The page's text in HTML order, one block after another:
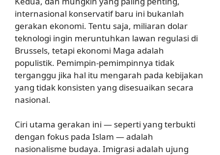
internasional konservatif baru ini bukanlah
gerakan ekonomi. Tentu saja, miliaran dolar
teknologi ingin meruntuhkan lawan regulasi di
Brussels, tetapi ekonomi Maga adalah
populistik. Pemimpin-pemimpinnya tidak
terganggu jika hal itu mengarah pada kebijakan
yang tidak konsisten yang disesuaikan secara
nasional.
Ciri utama gerakan ini — seperti yang terbukti
dengan fokus pada Islam — adalah
nasionalisme budaya. Imigrasi adalah ujung